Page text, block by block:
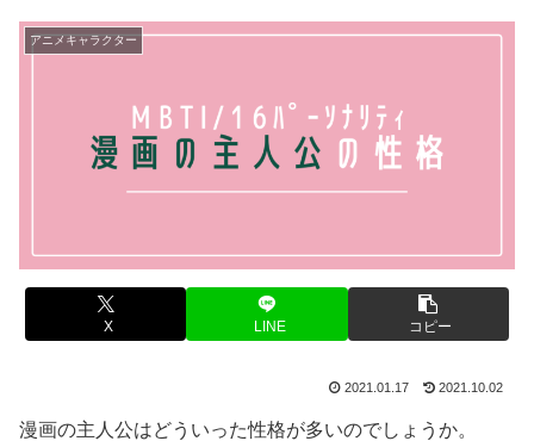
アニメキャラクター
X LINE コピー
2021.01.17 2021.10.02
漫画の主人公はどういった性格が多いのでしょうか。